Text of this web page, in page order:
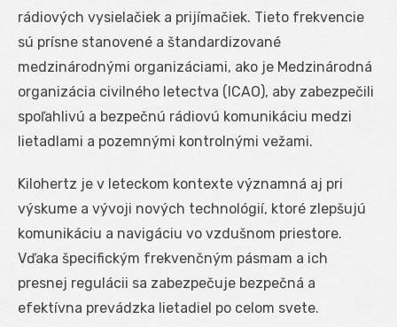
rádiových vysielačiek a prijímačiek. Tieto frekvencie
sú prísne stanovené a štandardizované
medzinárodnými organizáciami, ako je Medzinárodná
organizácia civilného letectva (ICAO), aby zabezpečili
spoľahlivú a bezpečnú rádiovú komunikáciu medzi
lietadlami a pozemnými kontrolnými vežami.
Kilohertz je v leteckom kontexte významná aj pri
výskume a vývoji nových technológií, ktoré zlepšujú
komunikáciu a navigáciu vo vzdušnom priestore.
Vďaka špecifickým frekvenčným pásmam a ich
presnej regulácii sa zabezpečuje bezpečná a
efektívna prevádzka lietadiel po celom svete.